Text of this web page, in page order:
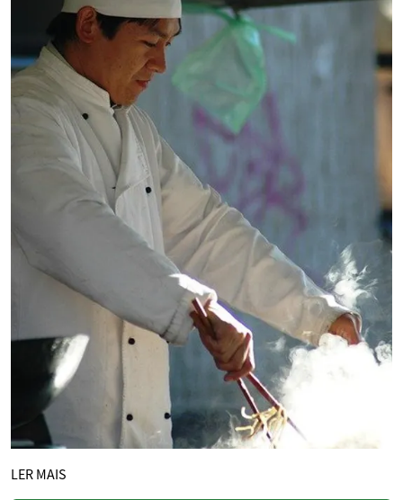
LER MAIS